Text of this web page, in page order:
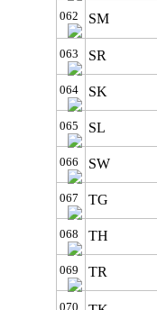
062 SM
063 SR
064 SK
065 SL
066 SW
067 TG
068 TH
069 TR
070